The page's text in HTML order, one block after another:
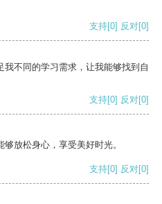
支持[0] 反对[0]
不同的学习需求，让我能够找到自
支持[0] 反对[0]
放松身心，享受美好时光。
支持[0] 反对[0]